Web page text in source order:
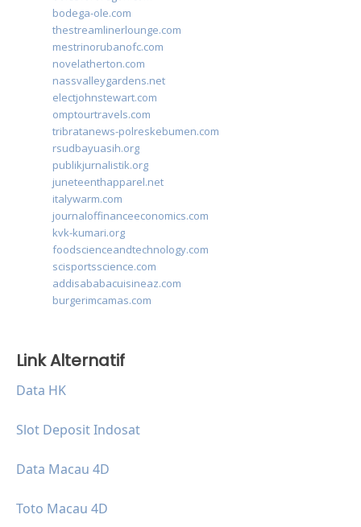
bodega-ole.com
thestreamlinerlounge.com
mestrinorubanofc.com
novelatherton.com
nassvalleygardens.net
electjohnstewart.com
omptourtravels.com
tribratanews-polreskebumen.com
rsudbayuasih.org
publikjurnalistik.org
juneteenthapparel.net
italywarm.com
journaloffinanceeconomics.com
kvk-kumari.org
foodscienceandtechnology.com
scisportsscience.com
addisababacuisineaz.com
burgerimcamas.com
Link Alternatif
Data HK
Slot Deposit Indosat
Data Macau 4D
Toto Macau 4D